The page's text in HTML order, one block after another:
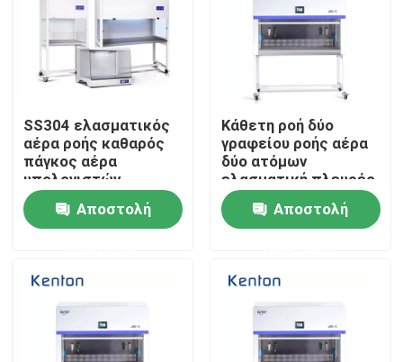
Γύρος εργοστασίων
Ποιοτικός έλεγχος
επαφή
Νέα
Βιομηχανικός φούρνος ξήρανσης
SS304 ελασματικός
αέρα ροής καθαρός
πάγκος αέρα
υπολογιστών
γραφείου γραφείου
οριζόντιος για το
εργαστήριο
Αποστολή
Κάθετη ροή δύο
γραφείου ροής αέρα
δύο ατόμων
ελασματική πλευρές
Αποστολή